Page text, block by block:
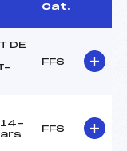
Cat.
DE
FFS
FFS